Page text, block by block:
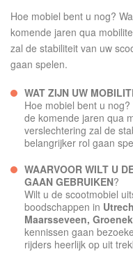
Hoe mobiel bent u nog?
komende jaren qua
zal de stabiliteit van uw
gaan spelen.
WAT ZIJN UW
Hoe mobiel bent u
de komende jaren qua
verslechtering zal de
belangrijker rol gaan
WAARVOOR WILT U
GAAN GEBRUIKEN?
Wilt u de scootmobiel
boodschappen in
Maarsseveen,
kennissen gaan
rijders heerlijk op uit